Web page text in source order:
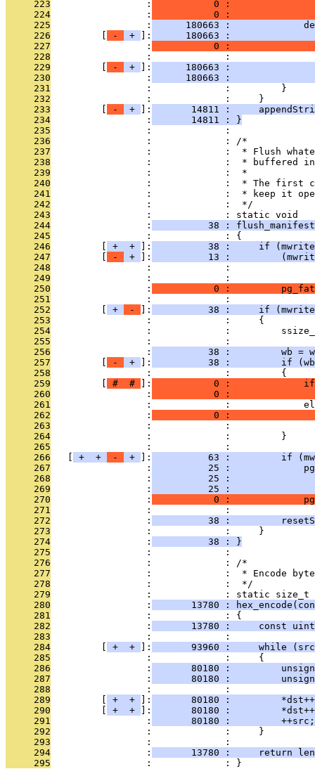
     223
                 :
0 :
     224
                 :
0 :
     225
                 :
180663 :
     226
- + ]:
180663 :
     227
                 :
0 :
     228
:             :
     229
- + ]:
180663 :
     230
                 :
180663 :
     231
                 :             :         }
     232
                 :             :     }
     233
- + ]:
14811 :
     234
                 :
       14811 : }
     235
                 :             :
     236
                 :             : /*
     237
:             :  * Flush
     238
:             :  * buffered
     239
                 :             :  *
     240
:             :  * The first
     241
:             :  * keep it
     242
                 :             :  */
     243
                 :             : static void
     244
                 :
38 :
     245
                 :             : {
     246
+ + ]:
38 :     if
     247
- + ]:
13 :
     248
:             :
     249
:             :
     250
                 :
0 :
     251
                 :             :
     252
+ - ]:
38 :     if
     253
                 :             :     {
     254
:             :
     255
                 :             :
     256
                 :
38 :         wb =
     257
- + ]:
38 :         if
     258
                 :             :         {
     259
# # ]:
0 :
     260
                 :
0 :
     261
:             :
     262
                 :
0 :
     263
:             :
     264
                 :             :         }
     265
                 :             :
     266
+ + - + ]:
63 :         if
     267
                 :
25 :
     268
                 :
25 :
     269
                 :
25 :
     270
                 :
0 :
     271
:             :
     272
                 :
38 :
     273
                 :             :     }
     274
                 :
          38 : }
     275
                 :             :
     276
                 :             : /*
     277
:             :  * Encode
     278
                 :             :  */
     279
                 :             : static size_t
     280
                 :
13780 :
     281
                 :             : {
     282
                 :
13780 :     const
     283
                 :             :
     284
+ + ]:
93960 :     while
     285
                 :             :     {
     286
                 :
80180 :
     287
                 :
80180 :
     288
                 :             :
     289
+ + ]:
80180 :
     290
+ + ]:
80180 :
     291
                 :
       80180 :         ++src;
     292
                 :             :     }
     293
                 :             :
     294
                 :
13780 :     return
     295
                 :             : }